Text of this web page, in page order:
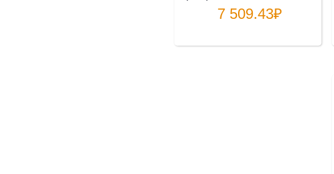
7 509.43₽